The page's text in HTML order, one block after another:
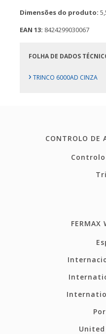
Dimensões do produto:
EAN 13: 8424299030067
FOLHA DE DADOS
› TRINCO 6000AD CINZA
CONTROLO DE
Controlo
FERMAX